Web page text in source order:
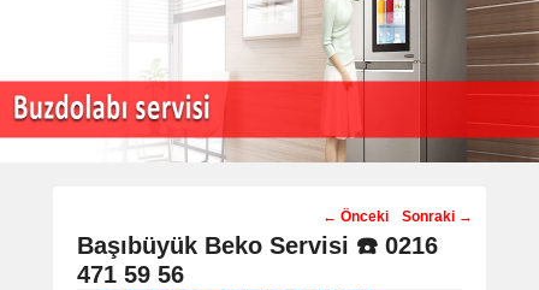
Post
navigation
← Önceki Sonraki →
Başıbüyük Beko Servisi ☎️ 0216
471 59 56